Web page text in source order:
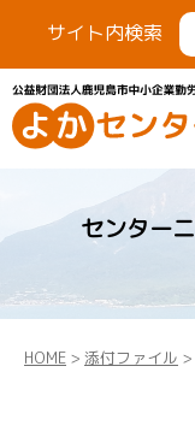
サイト内検索
センター
HOME > 添付ファイル